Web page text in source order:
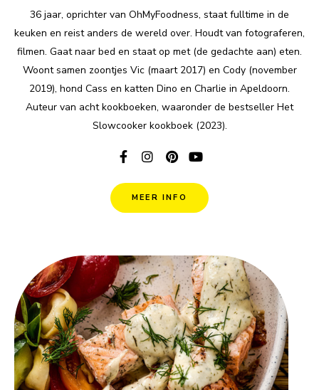
36 jaar, oprichter van OhMyFoodness, staat fulltime in de
keuken en reist anders de wereld over. Houdt van fotograferen,
filmen. Gaat naar bed en staat op met (de gedachte aan) eten.
Woont samen zoontjes Vic (maart 2017) en Cody (november
2019), hond Cass en katten Dino en Charlie in Apeldoorn.
Auteur van acht kookboeken, waaronder de bestseller Het
Slowcooker kookboek (2023).
MEER INFO